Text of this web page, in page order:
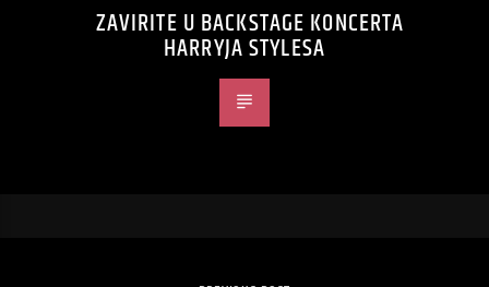
ZAVIRITE U BACKSTAGE KONCERTA
HARRYJA STYLESA